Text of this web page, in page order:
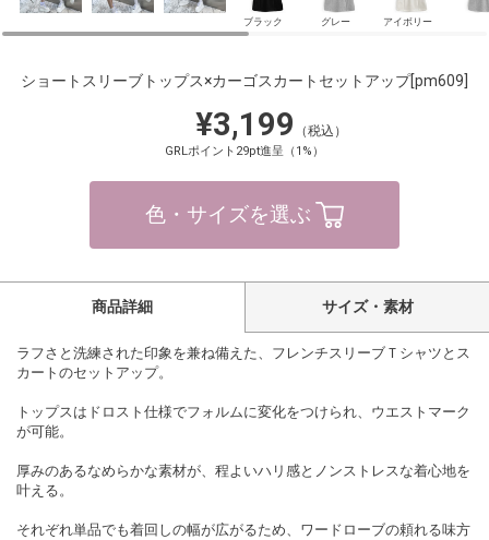
ブラック グレー アイボリー
ショートスリーブトップス×カーゴスカートセットアップ[pm609]
¥3,199 （税込）
GRLポイント29pt進呈（1%）
色・サイズを選ぶ
商品詳細 サイズ・素材
ラフさと洗練された印象を兼ね備えた、フレンチスリーブＴシャツとス
カートのセットアップ。
トップスはドロスト仕様でフォルムに変化をつけられ、ウエストマーク
が可能。
厚みのあるなめらかな素材が、程よいハリ感とノンストレスな着心地を
叶える。
それぞれ単品でも着回しの幅が広がるため、ワードローブの頼れる味方